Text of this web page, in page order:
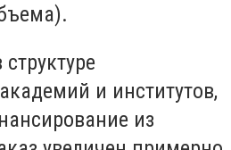
и институтов,
из